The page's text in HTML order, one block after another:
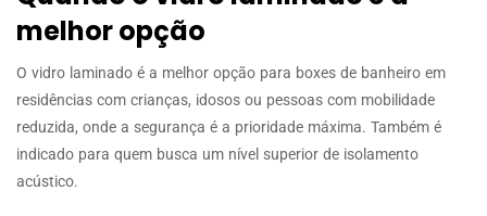
melhor opção
O vidro laminado é a melhor opção para boxes de banheiro em
residências com crianças, idosos ou pessoas com mobilidade
reduzida, onde a segurança é a prioridade máxima. Também é
indicado para quem busca um nível superior de isolamento
acústico.